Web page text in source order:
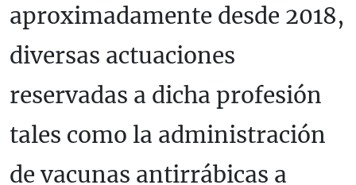
aproximadamente desde 2018,
diversas actuaciones
reservadas a dicha profesión
tales como la administración
de vacunas antirrábicas a